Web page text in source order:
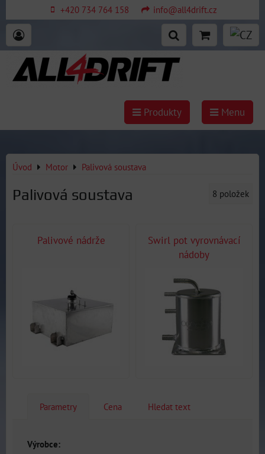
+420 734 764 158 info@all4drift.cz
Produkty Menu
Úvod Motor Palivová soustava
Palivová soustava 8 položek
Palivové nádrže
Swirl pot vyrovnávací
nádoby
Parametry Cena Hledat text
Výrobce: